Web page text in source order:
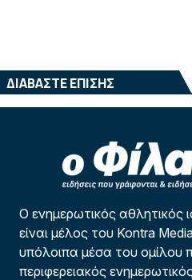
ΔΙΑΒΑΣΤΕ ΕΠΙΣΗΣ
Ο ενημερωτικός αθλητικός
είναι μέλος του Kontra
υπόλοιπα μέσα του ομίλου
περιφερειακός